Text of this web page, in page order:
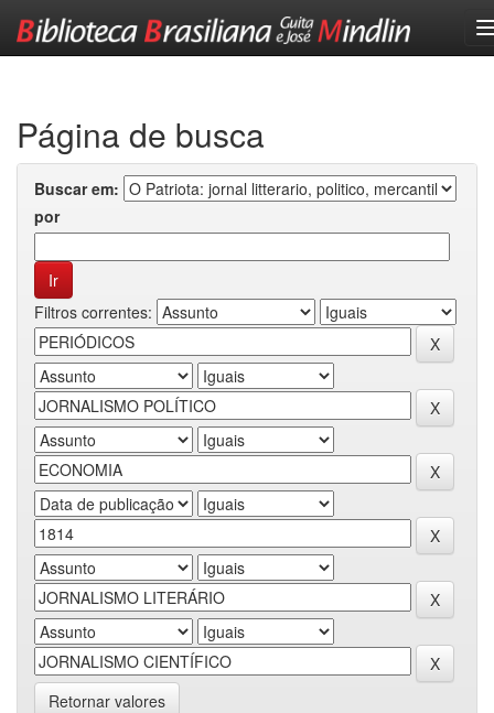
Página de busca
Buscar em:
por
Filtros correntes:
Retornar valores